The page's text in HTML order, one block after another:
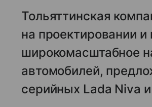
Тольяттинская
на проектировании
широкомасштабное
автомобилей,
серийных Lada Niva